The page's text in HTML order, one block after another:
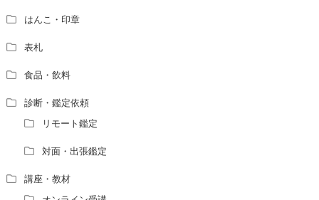
はんこ・印章
表札
食品・飲料
診断・鑑定依頼
リモート鑑定
対面・出張鑑定
講座・教材